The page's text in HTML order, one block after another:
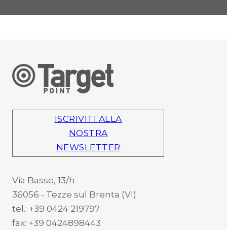
ISCRIVITI ALLA
NOSTRA
NEWSLETTER
Via Basse, 13/h
36056 - Tezze sul Brenta (VI)
tel.: +39 0424 219797
fax: +39 0424898443